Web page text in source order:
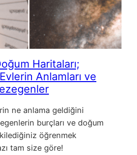
Haritaları;
Anlamları ve
ne anlama geldiğini
burçları ve doğum
öğrenmek
tam size göre!